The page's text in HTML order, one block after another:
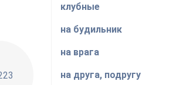
Bad Bunny, Casper Magico - Te boté
клубные
на будильник
на врага
на друга, подругу